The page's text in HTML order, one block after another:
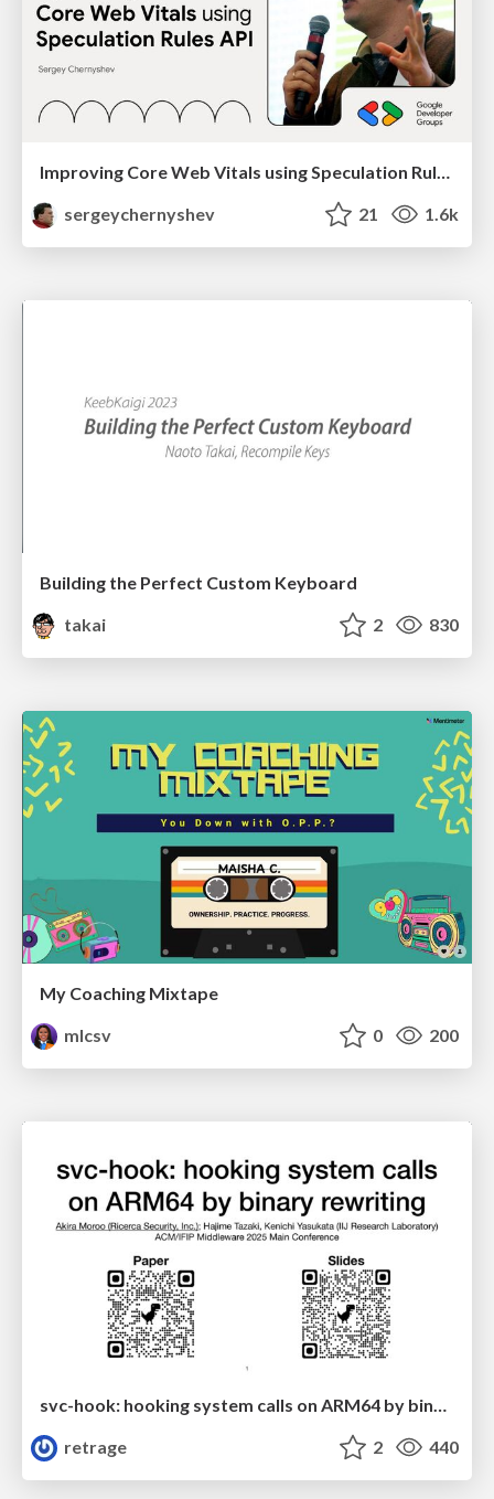
sergeychernyshev
21 1.6k
Building the Perfect Custom Keyboard
takai
2 830
My Coaching Mixtape
mlcsv
0 200
retrage
2 440